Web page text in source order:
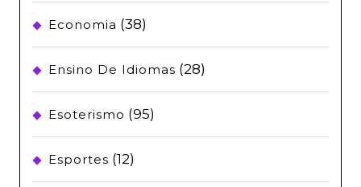
Economia (38)
Ensino De Idiomas (28)
Esoterismo (95)
Esportes (12)